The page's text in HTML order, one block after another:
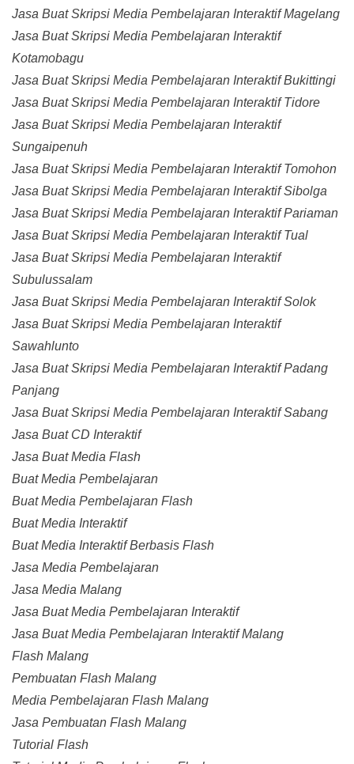
Jasa Buat Skripsi Media Pembelajaran Interaktif Magelang
Jasa Buat Skripsi Media Pembelajaran Interaktif
Kotamobagu
Jasa Buat Skripsi Media Pembelajaran Interaktif Bukittingi
Jasa Buat Skripsi Media Pembelajaran Interaktif Tidore
Jasa Buat Skripsi Media Pembelajaran Interaktif
Sungaipenuh
Jasa Buat Skripsi Media Pembelajaran Interaktif Tomohon
Jasa Buat Skripsi Media Pembelajaran Interaktif Sibolga
Jasa Buat Skripsi Media Pembelajaran Interaktif Pariaman
Jasa Buat Skripsi Media Pembelajaran Interaktif Tual
Jasa Buat Skripsi Media Pembelajaran Interaktif
Subulussalam
Jasa Buat Skripsi Media Pembelajaran Interaktif Solok
Jasa Buat Skripsi Media Pembelajaran Interaktif
Sawahlunto
Jasa Buat Skripsi Media Pembelajaran Interaktif Padang
Panjang
Jasa Buat Skripsi Media Pembelajaran Interaktif Sabang
Jasa Buat CD Interaktif
Jasa Buat Media Flash
Buat Media Pembelajaran
Buat Media Pembelajaran Flash
Buat Media Interaktif
Buat Media Interaktif Berbasis Flash
Jasa Media Pembelajaran
Jasa Media Malang
Jasa Buat Media Pembelajaran Interaktif
Jasa Buat Media Pembelajaran Interaktif Malang
Flash Malang
Pembuatan Flash Malang
Media Pembelajaran Flash Malang
Jasa Pembuatan Flash Malang
Tutorial Flash